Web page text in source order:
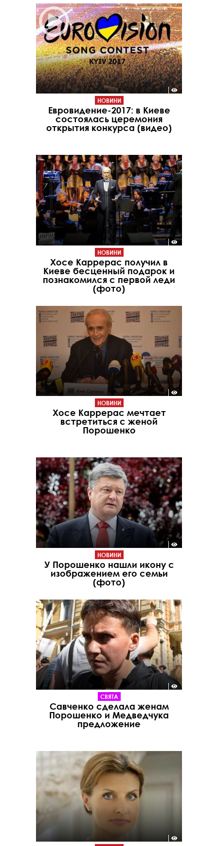
НОВИНИ
Евровидение-2017: в Киеве
состоялась церемония
открытия конкурса (видео)
НОВИНИ
Хосе Каррерас получил в
Киеве бесценный подарок и
познакомился с первой леди
(фото)
НОВИНИ
Хосе Каррерас мечтает
встретиться с женой
Порошенко
НОВИНИ
У Порошенко нашли икону с
изображением его семьи
(фото)
СВЯТА
Савченко сделала женам
Порошенко и Медведчука
предложение